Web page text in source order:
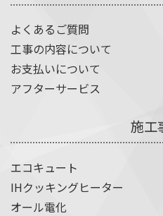
よくあるご質問
工事の内容について
お支払いについて
アフターサービス
施工
エコキュート
IHクッキングヒーター
オール電化